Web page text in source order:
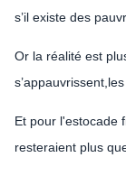
s’il existe des
Or la réalité est
Et pour l'estocade
resteraient plus